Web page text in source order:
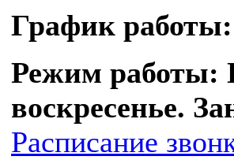
График работы:
Режим работы:
воскресенье.
Расписание